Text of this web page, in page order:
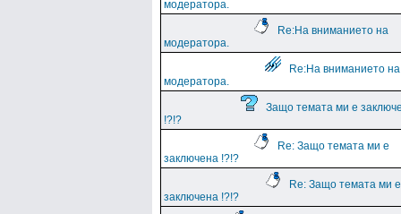
модератора.
Re:На вниманието на
модератора.
Re:На вниманието на
модератора.
Защо темата ми е
!?!?
Re: Защо темата ми е
заключена !?!?
Re: Защо темата ми е
заключена !?!?